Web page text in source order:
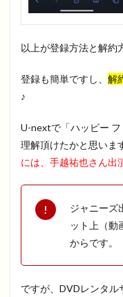
以上が登録方法と解約
登録も簡単ですし、 解
♪
U-nextで「ハッピー
理解頂けたかと思いま
には、手越祐也さん出
ジャニーズ
ット上（動
からです。
ですが、DVDレンタル